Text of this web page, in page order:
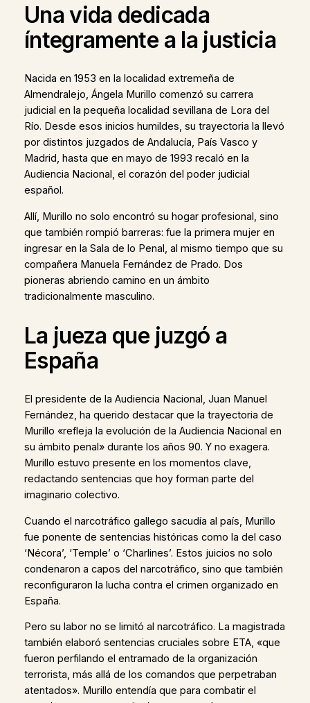
Una vida dedicada
íntegramente a la justicia
Nacida en 1953 en la localidad extremeña de
Almendralejo, Ángela Murillo comenzó su carrera
judicial en la pequeña localidad sevillana de Lora del
Río. Desde esos inicios humildes, su trayectoria la llevó
por distintos juzgados de Andalucía, País Vasco y
Madrid, hasta que en mayo de 1993 recaló en la
Audiencia Nacional, el corazón del poder judicial
español.
Allí, Murillo no solo encontró su hogar profesional, sino
que también rompió barreras: fue la primera mujer en
ingresar en la Sala de lo Penal, al mismo tiempo que su
compañera Manuela Fernández de Prado. Dos
pioneras abriendo camino en un ámbito
tradicionalmente masculino.
La jueza que juzgó a
España
El presidente de la Audiencia Nacional, Juan Manuel
Fernández, ha querido destacar que la trayectoria de
Murillo «refleja la evolución de la Audiencia Nacional en
su ámbito penal» durante los años 90. Y no exagera.
Murillo estuvo presente en los momentos clave,
redactando sentencias que hoy forman parte del
imaginario colectivo.
Cuando el narcotráfico gallego sacudía al país, Murillo
fue ponente de sentencias históricas como la del caso
‘Nécora’, ‘Temple’ o ‘Charlines’. Estos juicios no solo
condenaron a capos del narcotráfico, sino que también
reconfiguraron la lucha contra el crimen organizado en
España.
Pero su labor no se limitó al narcotráfico. La magistrada
también elaboró sentencias cruciales sobre ETA, «que
fueron perfilando el entramado de la organización
terrorista, más allá de los comandos que perpetraban
atentados». Murillo entendía que para combatir el